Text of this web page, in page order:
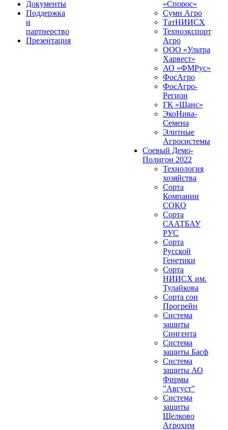
Документы
Поддержка
и
партнерство
Презентация
«Спорос»
Суми Агро
ТатНИИСХ
Техноэкспорт
Агро
ООО «Ультра
Харвест»
АО «ФМРус»
ФосАгро
ФосАгро-
Регион
ГК «Шанс»
ЭкоНива-
Семена
Элитные
Агросистемы
Соевый Демо-
Полигон 2022
Технология
хозяйства
Сорта
Компании
СОКО
Сорта
СААТБАУ
РУС
Сорта
Русской
Генетики
Сорта
НИИСХ им.
Тулайкова
Сорта сои
Прогрейн
Система
защиты
Сингента
Система
защиты Басф
Система
защиты АО
Фирмы
"Август"
Система
защиты
Щелково
Агрохим